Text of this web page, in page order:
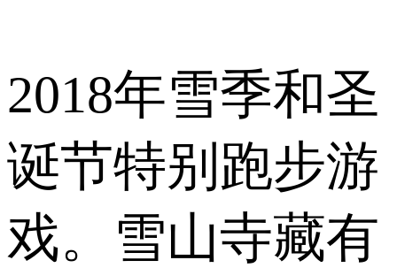
2018年雪季和圣
诞节特别跑步游
戏。雪山寺藏有